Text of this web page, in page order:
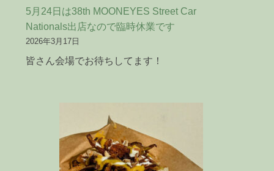
5月24日は38th MOONEYES Street Car
Nationals出店なので臨時休業です
2026年3月17日
皆さん会場でお待ちしてます！